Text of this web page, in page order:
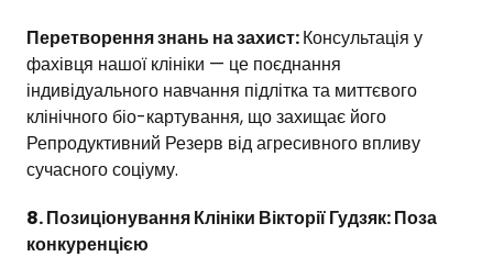
Перетворення знань на захист:Консультація у
фахівця нашої клініки — це поєднання
індивідуального навчання підлітка та миттєвого
клінічного біо-картування, що захищає його
Репродуктивний Резерв від агресивного впливу
сучасного соціуму.
8. Позиціонування Клініки Вікторії Гудзяк: Поза
конкуренцією